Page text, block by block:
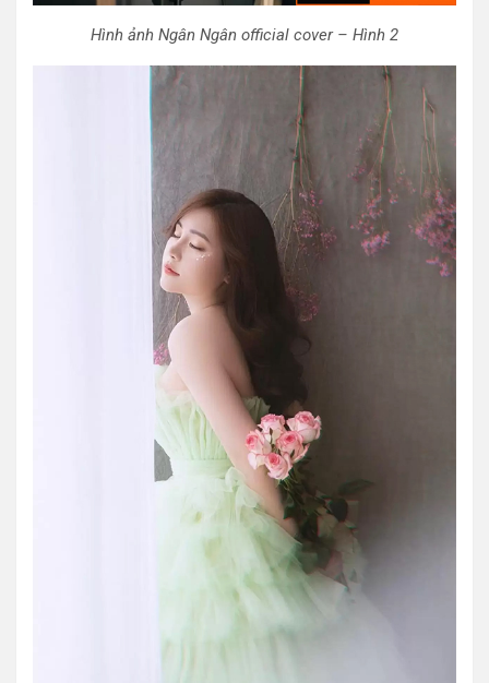
Hình ảnh Ngân Ngân official cover – Hình 2